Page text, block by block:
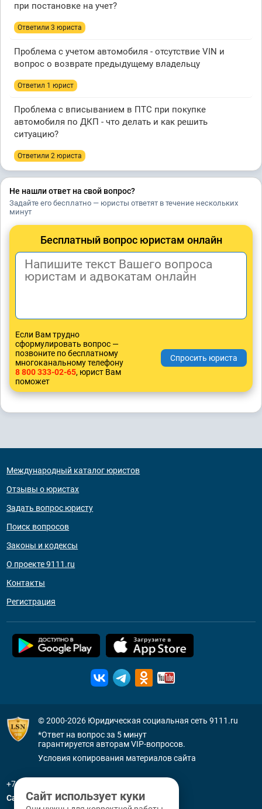
при постановке на учет?
Ответили 3 юристa
Проблема с учетом автомобиля - отсутствие VIN и
вопрос о возврате предыдущему владельцу
Ответил 1 юрист
Проблема с вписыванием в ПТС при покупке
автомобиля по ДКП - что делать и как решить
ситуацию?
Ответили 2 юристa
Не нашли ответ на свой вопрос?
Задайте его бесплатно — юристы ответят в течение нескольких
минут
Бесплатный вопрос юристам онлайн
Если Вам трудно
сформулировать вопрос —
позвоните по бесплатному
многоканальному телефону
8 800 333-02-65, юрист Вам
поможет
Международный каталог юристов
Отзывы о юристах
Задать вопрос юристу
Поиск вопросов
Законы и кодексы
О проекте 9111.ru
Контакты
Регистрация
© 2000-2026 Юридическая социальная сеть 9111.ru
*Ответ на вопрос за 5 минут
гарантируется авторам VIP-вопросов.
Условия копирования материалов сайта
+7 (800) 505-91-11
Санкт-Петербург
Сайт использует куки